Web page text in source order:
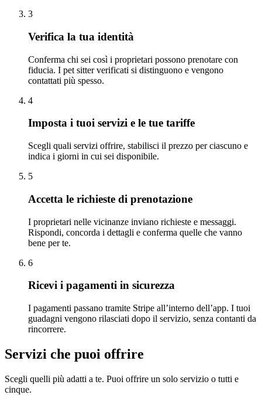
3
Verifica la tua identità
Conferma chi sei così i proprietari possono prenotare con
fiducia. I pet sitter verificati si distinguono e vengono
contattati più spesso.
4
Imposta i tuoi servizi e le tue tariffe
Scegli quali servizi offrire, stabilisci il prezzo per ciascuno e
indica i giorni in cui sei disponibile.
5
Accetta le richieste di prenotazione
I proprietari nelle vicinanze inviano richieste e messaggi.
Rispondi, concorda i dettagli e conferma quelle che vanno
bene per te.
6
Ricevi i pagamenti in sicurezza
I pagamenti passano tramite Stripe all’interno dell’app. I tuoi
guadagni vengono rilasciati dopo il servizio, senza contanti da
rincorrere.
Servizi che puoi offrire
Scegli quelli più adatti a te. Puoi offrire un solo servizio o tutti e
cinque.